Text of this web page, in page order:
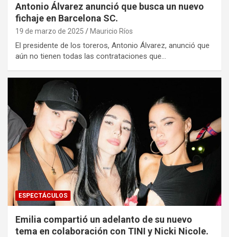
Antonio Álvarez anunció que busca un nuevo
fichaje en Barcelona SC.
19 de marzo de 2025 Mauricio Ríos
El presidente de los toreros, Antonio Álvarez, anunció que
aún no tienen todas las contrataciones que…
ESPECTÁCULOS
Emilia compartió un adelanto de su nuevo
tema en colaboración con TINI y Nicki Nicole.